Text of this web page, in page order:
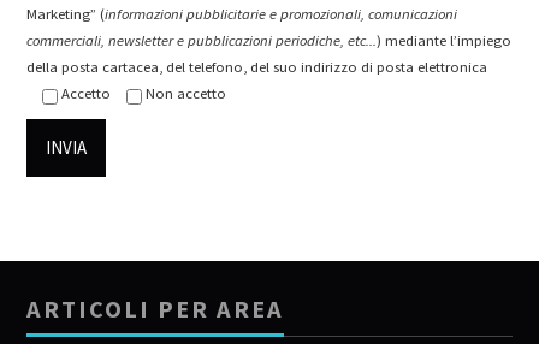
Marketing” (informazioni pubblicitarie e promozionali, comunicazioni
commerciali, newsletter e pubblicazioni periodiche, etc...) mediante l’impiego
della posta cartacea, del telefono, del suo indirizzo di posta elettronica
Accetto
Non accetto
ARTICOLI PER AREA